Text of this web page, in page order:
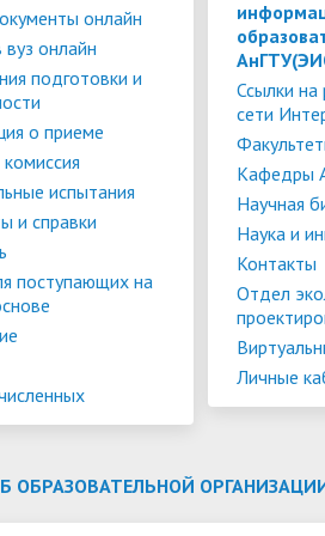
Финансово-хозяйственная
деятельность
Организация питания в
образовательной
Информация
высшего образования РФ
Международное
Информационная
сотрудников и
вопросам коронавирусной
инфекции и организации
дистанционного обучения
платной основе
Для поступающих из
Запорожской области и
Херсонской области
Дополнительный прием
онлайн
онлайн
подготовки и
о приеме
испытания
и справки
поступающих на
Ссылки на
сети
Кафедры
Научная
Наука и
Контакты
Отдел
Личные
ОБРАЗОВАТЕЛЬНОЙ